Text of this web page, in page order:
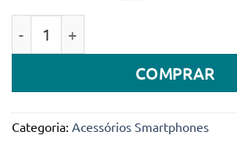
era:
45.000Kz.
é:
COMPRAR
Categoria: Acessórios Smartphones